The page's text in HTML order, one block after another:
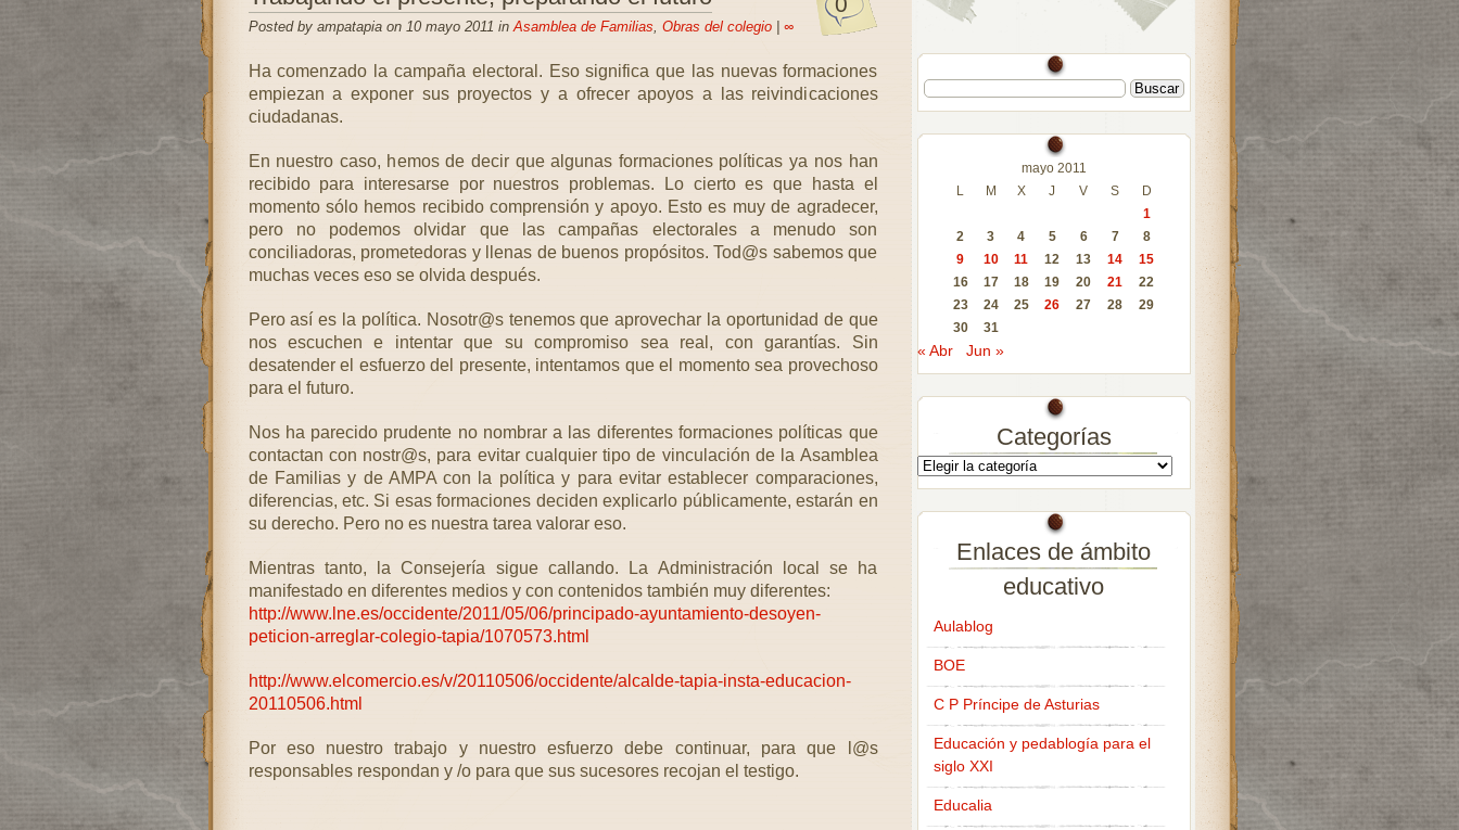
Posted by ampatapia on 10 mayo 2011 inAsamblea de Familias, Obras del colegio| ∞
Ha comenzado la campaña electoral. Eso significa que las nuevas formaciones
empiezan a exponer sus proyectos y a ofrecer apoyos a las reivindicaciones
ciudadanas.
En nuestro caso, hemos de decir que algunas formaciones políticas ya nos han
recibido para interesarse por nuestros problemas. Lo cierto es que hasta el
momento sólo hemos recibido comprensión y apoyo. Esto es muy de agradecer,
pero no podemos olvidar que las campañas electorales a menudo son
conciliadoras, prometedoras y llenas de buenos propósitos. Tod@s sabemos que
muchas veces eso se olvida después.
Pero así es la política. Nosotr@s tenemos que aprovechar la oportunidad de que
nos escuchen e intentar que su compromiso sea real, con garantías. Sin
desatender el esfuerzo del presente, intentamos que el momento sea provechoso
para el futuro.
Nos ha parecido prudente no nombrar a las diferentes formaciones políticas que
contactan con nostr@s, para evitar cualquier tipo de vinculación de la Asamblea
de Familias y de AMPA con la política y para evitar establecer comparaciones,
diferencias, etc. Si esas formaciones deciden explicarlo públicamente, estarán en
su derecho. Pero no es nuestra tarea valorar eso.
Mientras tanto, la Consejería sigue callando. La Administración local se ha
manifestado en diferentes medios y con contenidos también muy diferentes:
http://www.lne.es/occidente/2011/05/06/principado-ayuntamiento-desoyen-
peticion-arreglar-colegio-tapia/1070573.html
http://www.elcomercio.es/v/20110506/occidente/alcalde-tapia-insta-educacion-
20110506.html
Por eso nuestro trabajo y nuestro esfuerzo debe continuar, para que l@s
responsables respondan y /o para que sus sucesores recojan el testigo.
mayo 2011
L
M X J V S
D
1
2
3 4 5 6 7
8
9
10 11 12 13 14
15
16
17 18 19 20 21
22
23
24 25 26 27 28
29
30
31
« Abr Jun »
Categorías
Enlaces de ámbito
educativo
Aulablog
BOE
C P Príncipe de Asturias
Educación y pedablogía para el
siglo XXI
Educalia